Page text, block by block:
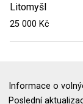
Litomyšl
25 000 Kč
Informace o
Poslední